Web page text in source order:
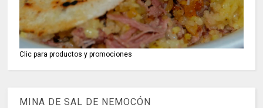
Clic para productos y promociones
MINA DE SAL DE NEMOCÓN